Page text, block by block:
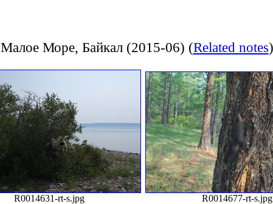
Малое Море, Байкал (2015-06) (Related notes)
R0014631-rt-s.jpg R0014677-rt-s.jpg